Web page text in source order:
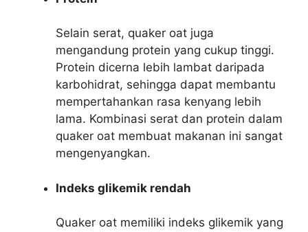
Selain serat, quaker oat juga
mengandung protein yang cukup tinggi.
Protein dicerna lebih lambat daripada
karbohidrat, sehingga dapat membantu
mempertahankan rasa kenyang lebih
lama. Kombinasi serat dan protein dalam
quaker oat membuat makanan ini sangat
mengenyangkan.
Indeks glikemik rendah
Quaker oat memiliki indeks glikemik yang